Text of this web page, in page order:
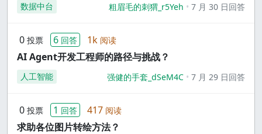
数据中台 粗眉毛的刺猬_r5Yeh 7 月 30 日回答
0 投票 6 回答 1k 阅读
AI Agent开发工程师的路径与挑战？
人工智能 强健的手套_dSeM4C 7 月 29 日回答
0 投票 1 回答 417 阅读
求助各位图片转绘方法？